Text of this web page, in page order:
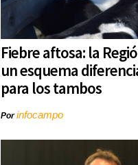
Fiebre aftosa: la
un esquema
para los tambos
Porinfocampo